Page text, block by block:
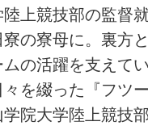
上競技部の監督
の寮母に。裏方
の活躍を支えて
を綴った『フツ
院大学陸上競技